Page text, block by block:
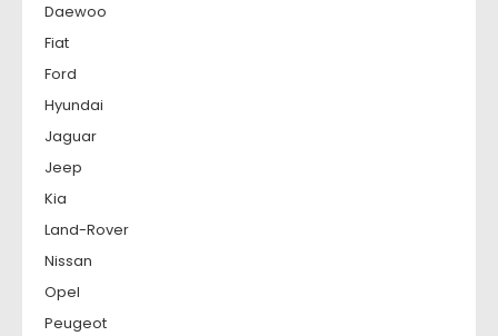
Daewoo
Fiat
Ford
Hyundai
Jaguar
Jeep
Kia
Land-Rover
Nissan
Opel
Peugeot